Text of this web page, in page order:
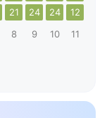
21 24 24 12
8 9 10 11